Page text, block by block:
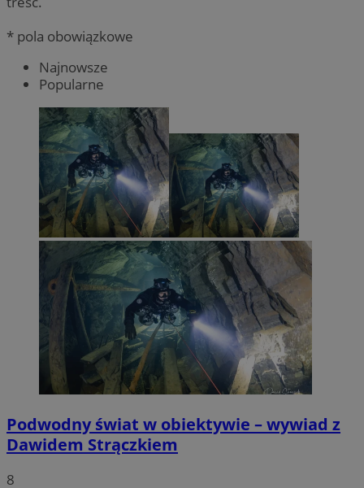
* pola obowiązkowe
Najnowsze
Popularne
Podwodny świat w obiektywie – wywiad z
Dawidem Strączkiem
8